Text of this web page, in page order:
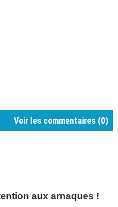
Voir les commentaires (0)
aux arnaques !